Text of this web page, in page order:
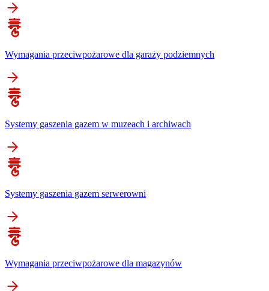
Wymagania przeciwpożarowe dla garaży podziemnych
Systemy gaszenia gazem w muzeach i archiwach
Systemy gaszenia gazem serwerowni
Wymagania przeciwpożarowe dla magazynów